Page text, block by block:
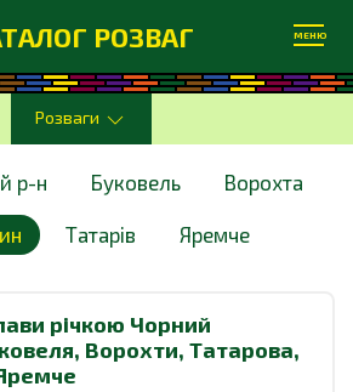
РОЗВАГ МЕНЮ
Розваги
р-н Буковель Ворохта
Татарів Яремче
річкою Чорний
Ворохти, Татарова,